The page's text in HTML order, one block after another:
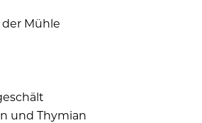
Mühle
und Thymian